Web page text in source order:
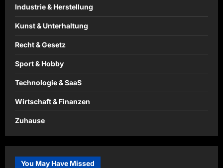
Industrie & Herstellung
Kunst & Unterhaltung
Recht & Gesetz
Sport & Hobby
Technologie & SaaS
Wirtschaft & Finanzen
Zuhause
You May Have Missed